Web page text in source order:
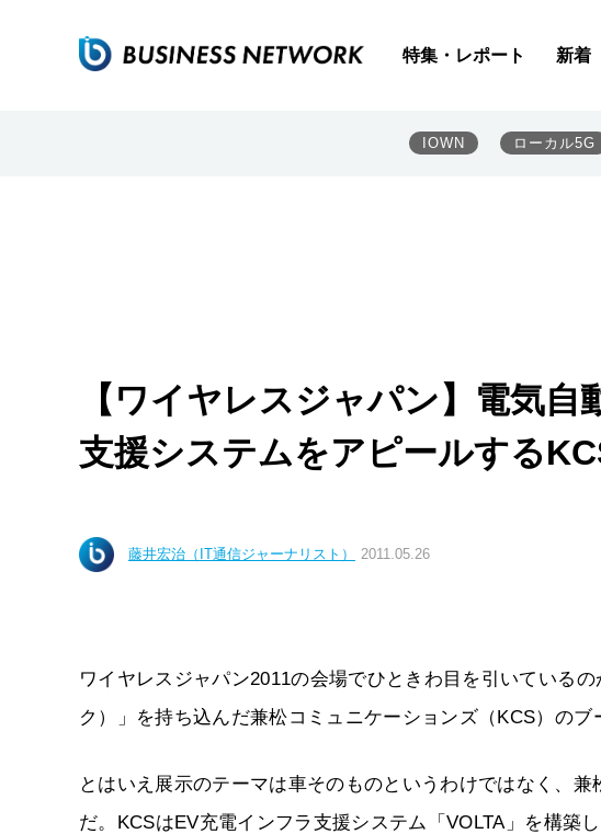
特集・レポート 新着
IOWN ローカル5G
【ワイヤレスジャパン】電気
支援システムをアピールする
藤井宏治（IT通信ジャーナリスト） 2011.05.26
ワイヤレスジャパン2011の会場でひときわ目を引いている
ク）」を持ち込んだ兼松コミュニケーションズ（KCS）のブ
とはいえ展示のテーマは車そのものというわけではなく、
だ。KCSはEV充電インフラ支援システム「VOLTA」を構築